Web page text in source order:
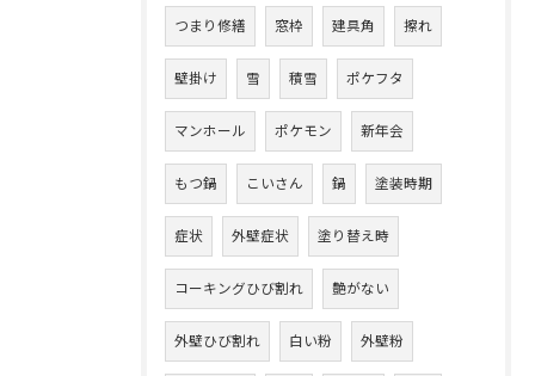
つまり修繕 窓枠 建具角 擦れ
壁掛け 雪 積雪 ポケフタ
マンホール ポケモン 新年会
もつ鍋 こいさん 鍋 塗装時期
症状 外壁症状 塗り替え時
コーキングひび割れ 艶がない
外壁ひび割れ 白い粉 外壁粉